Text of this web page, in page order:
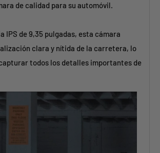
de calidad para su automóvil.
IPS de 9,35 pulgadas, esta cámara
clara y nítida de la carretera, lo
todos los detalles importantes de